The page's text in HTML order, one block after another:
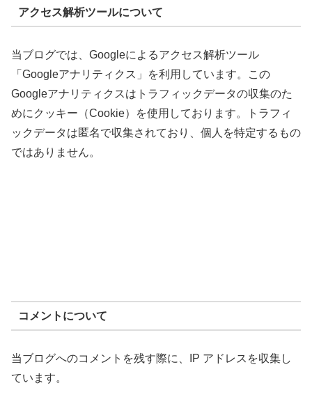
アクセス解析ツールについて
当ブログでは、Googleによるアクセス解析ツール
「Googleアナリティクス」を利用しています。この
Googleアナリティクスはトラフィックデータの収集のた
めにクッキー（Cookie）を使用しております。トラフィ
ックデータは匿名で収集されており、個人を特定するもの
ではありません。
コメントについて
当ブログへのコメントを残す際に、IP アドレスを収集し
ています。